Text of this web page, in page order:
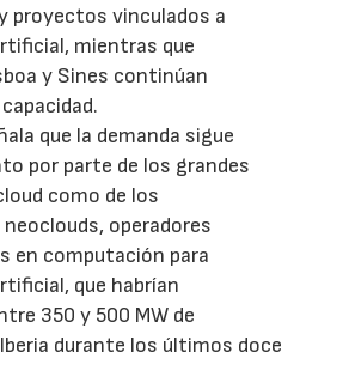
proyectos vinculados a
mientras que
y Sines continúan
que la demanda sigue
por parte de los grandes
como de los
operadores
en computación para
que habrían
350 y 500 MW de
durante los últimos doce